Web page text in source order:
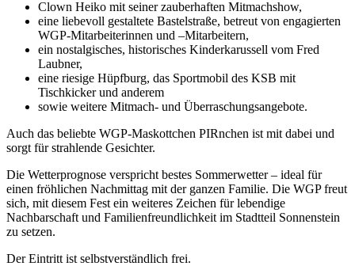
Clown Heiko mit seiner zauberhaften Mitmachshow,
eine liebevoll gestaltete Bastelstraße, betreut von engagierten
WGP-Mitarbeiterinnen und –Mitarbeitern,
ein nostalgisches, historisches Kinderkarussell vom Fred
Laubner,
eine riesige Hüpfburg, das Sportmobil des KSB mit
Tischkicker und anderem
sowie weitere Mitmach- und Überraschungsangebote.
Auch das beliebte WGP-Maskottchen PIRnchen ist mit dabei und
sorgt für strahlende Gesichter.
Die Wetterprognose verspricht bestes Sommerwetter – ideal für
einen fröhlichen Nachmittag mit der ganzen Familie. Die WGP freut
sich, mit diesem Fest ein weiteres Zeichen für lebendige
Nachbarschaft und Familienfreundlichkeit im Stadtteil Sonnenstein
zu setzen.
Der Eintritt ist selbstverständlich frei.